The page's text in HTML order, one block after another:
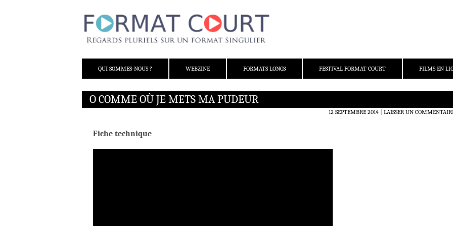
QUI SOMMES-NOUS ?
WEBZINE FORMATS LONGS FESTIVAL FORMAT COURT FILMS EN
O COMME OÙ JE METS MA PUDEUR
12 SEPTEMBRE 2014 LAISSER UN
Fiche technique